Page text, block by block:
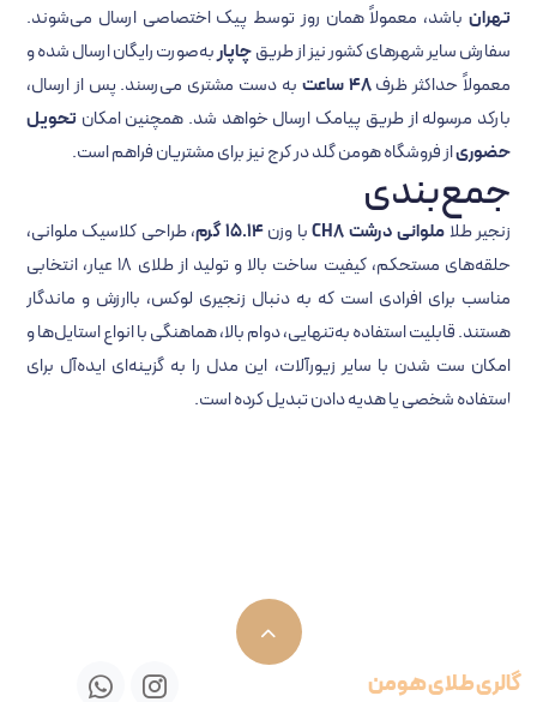
تهران باشد، معمولاً همان روز توسط پیک اختصاصی ارسال می‌شوند.
سفارش سایر شهرهای کشور نیز از طریقچاپاربه‌صورت رایگان ارسال شده و
معمولاً حداکثر ظرف۴۸ ساعت
به دست مشتری می‌رسند. پس از ارسال،
بارکد مرسوله از طریق پیامک ارسال خواهد شد. همچنین امکان تحویل
حضوریاز فروشگاه هومن گلد در کرج نیز برای مشتریان فراهم است.
جمع‌بندی
زنجیر طلاملوانی درشت CH8 با وزن15.14 گرم
، طراحی کلاسیک ملوانی،
حلقه‌های مستحکم، کیفیت ساخت بالا و تولید از طلای 18 عیار، انتخابی
مناسب برای افرادی است که به دنبال زنجیری لوکس، باارزش و ماندگار
هستند. قابلیت استفاده به‌تنهایی، دوام بالا، هماهنگی با انواع استایل‌ها و
امکان ست شدن با سایر زیورآلات، این مدل را به گزینه‌ای ایده‌آل برای
استفاده شخصی یا هدیه دادن تبدیل کرده است.
گالری طلای هومن